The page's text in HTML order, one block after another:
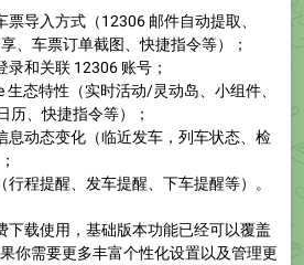
票导入方式（12306 邮件自动提取、
、车票订单截图、快捷指令等）；
录和关联 12306 账号；
生态特性（实时活动/灵动岛、小组件、
历、快捷指令等）；
息动态变化（临近发车，列车状态、检
行程提醒、发车提醒、下车提醒等）。
下载使用，基础版本功能已经可以覆盖
你需要更多丰富个性化设置以及管理更